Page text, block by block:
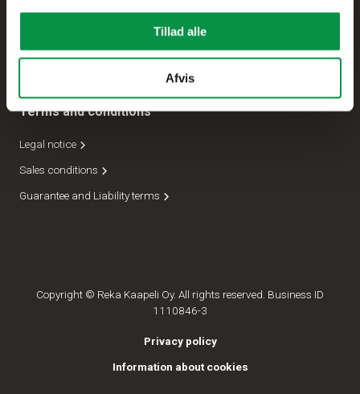
Tillad alle
Afvis
Lederskab
Terms and conditions
Legal notice
Sales conditions
Guarantee and Liability terms
Copyright © Reka Kaapeli Oy. All rights reserved. Business ID
1110846-3
Privacy policy
Information about cookies